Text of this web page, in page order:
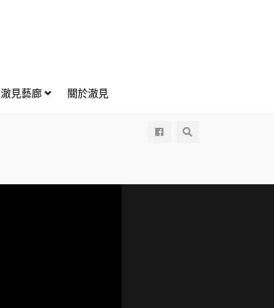
澈見藝廊 關於澈見